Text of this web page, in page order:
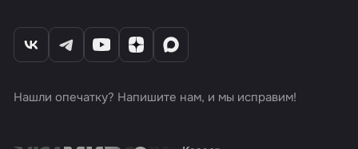
Нашли опечатку? Напишите нам, и мы исправим!